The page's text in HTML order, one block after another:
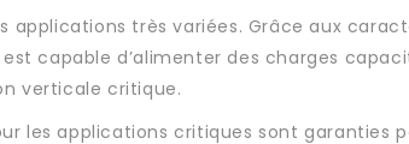
applications très variées. Grâce aux
capable d’alimenter des charges
verticale critique.
les applications critiques sont garanties